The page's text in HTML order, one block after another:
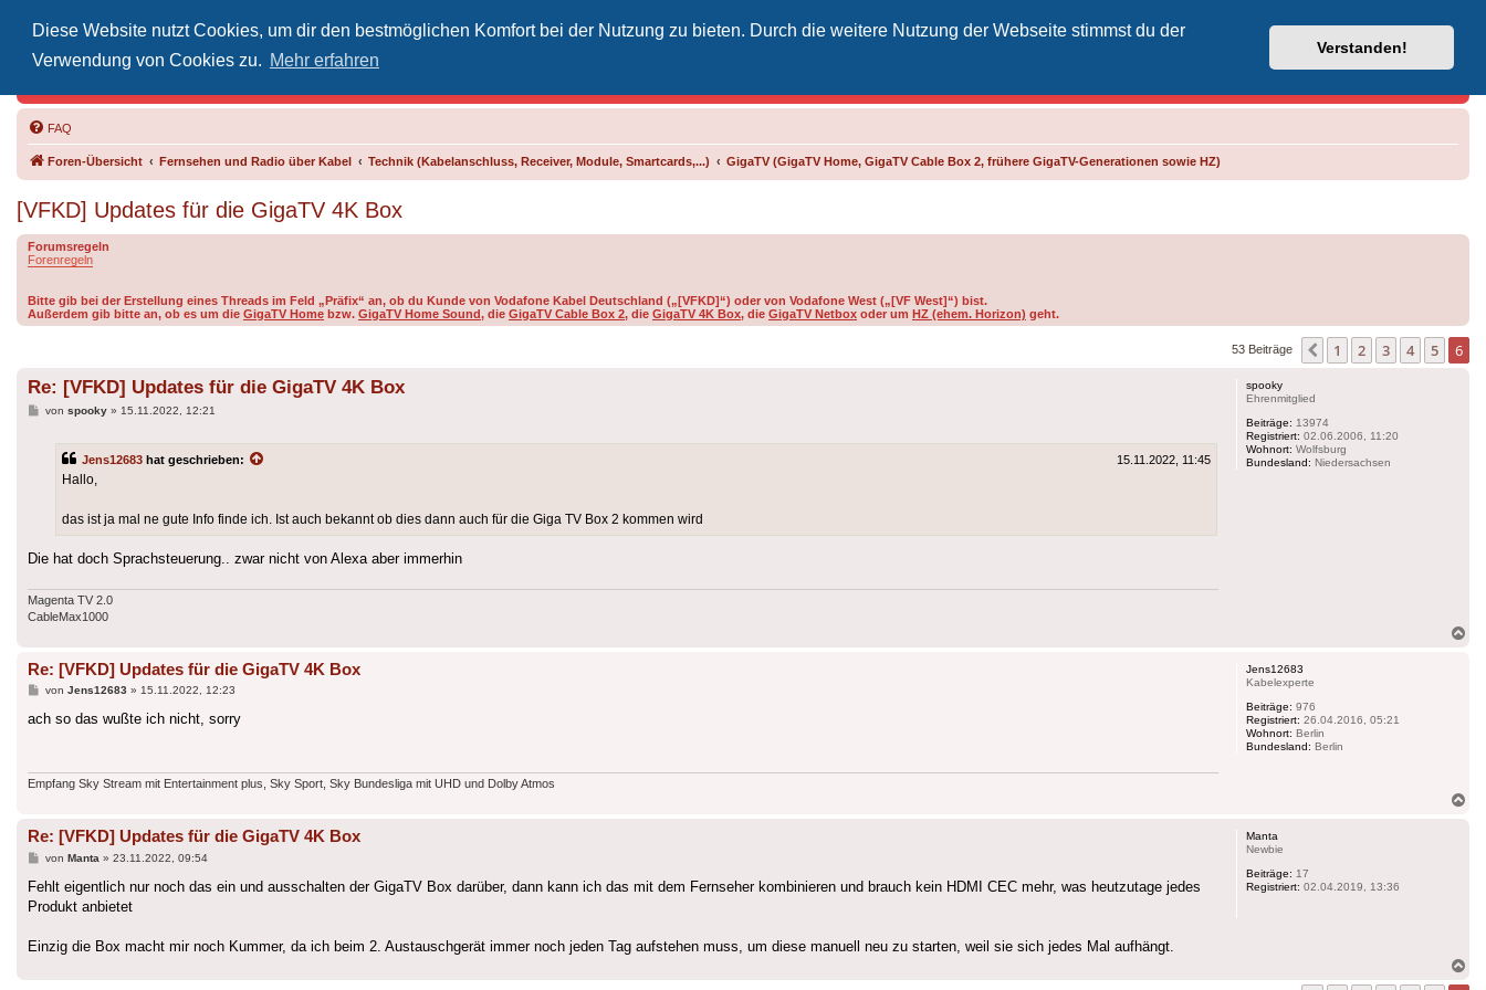
Diese Website nutzt Cookies, um dir den bestmöglichen Komfort bei der Nutzung zu bieten. Durch die weitere Nutzung der Webseite stimmst du der
Verwendung von Cookies zu. Mehr erfahren
Verstanden!
Vodafone-Kabel-Helpdesk
FAQ
Foren-Übersicht Fernsehen und Radio über Kabel Technik (Kabelanschluss, Receiver, Module, Smartcards,...) GigaTV (GigaTV Home, GigaTV Cable Box 2, frühere GigaTV-Generationen sowie HZ)
[VFKD] Updates für die GigaTV 4K Box
Forumsregeln
Forenregeln
Bitte gib bei der Erstellung eines Threads im Feld „Präfix“ an, ob du Kunde von Vodafone Kabel Deutschland („[VFKD]“) oder von Vodafone West („[VF West]“) bist.
Außerdem gib bitte an, ob es um die GigaTV Home bzw. GigaTV Home Sound, die GigaTV Cable Box 2, die GigaTV 4K Box, die GigaTV Netbox oder um HZ (ehem. Horizon) geht.
53 Beiträge Vorherige
1 2 3 4 5 6
spooky
Ehrenmitglied
Beiträge: 13974
Registriert: 02.06.2006, 11:20
Wohnort: Wolfsburg
Bundesland: Niedersachsen
Re: [VFKD] Updates für die GigaTV 4K Box
Beitrag
von spooky» 15.11.2022, 12:21
Jens12683 hat geschrieben: 15.11.2022, 11:45
Hallo,
das ist ja mal ne gute Info finde ich. Ist auch bekannt ob dies dann auch für die Giga TV Box 2 kommen wird
Die hat doch Sprachsteuerung.. zwar nicht von Alexa aber immerhin
Magenta TV 2.0
CableMax1000
Jens12683
Kabelexperte
Beiträge: 976
Registriert: 26.04.2016, 05:21
Wohnort: Berlin
Bundesland: Berlin
Re: [VFKD] Updates für die GigaTV 4K Box
Beitrag
von Jens12683» 15.11.2022, 12:23
ach so das wußte ich nicht, sorry
Empfang Sky Stream mit Entertainment plus, Sky Sport, Sky Bundesliga mit UHD und Dolby Atmos
Manta
Newbie
Beiträge: 17
Registriert: 02.04.2019, 13:36
Re: [VFKD] Updates für die GigaTV 4K Box
Beitrag
von Manta » 23.11.2022, 09:54
Fehlt eigentlich nur noch das ein und ausschalten der GigaTV Box darüber, dann kann ich das mit dem Fernseher kombinieren und brauch kein HDMI CEC mehr, was heutzutage jedes
Produkt anbietet
Einzig die Box macht mir noch Kummer, da ich beim 2. Austauschgerät immer noch jeden Tag aufstehen muss, um diese manuell neu zu starten, weil sie sich jedes Mal aufhängt.